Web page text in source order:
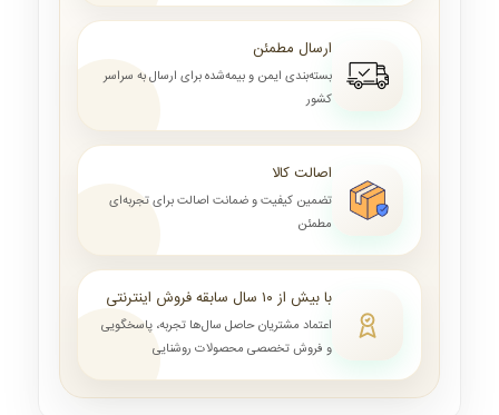
ارسال مطمئن
بسته‌بندی ایمن و بیمه‌شده برای ارسال به سراسر
کشور
اصالت کالا
تضمین کیفیت و ضمانت اصالت برای تجربه‌ای
مطمئن
با بیش از ۱۰ سال سابقه فروش اینترنتی
اعتماد مشتریان حاصل سال‌ها تجربه، پاسخگویی
و فروش تخصصی محصولات روشنایی